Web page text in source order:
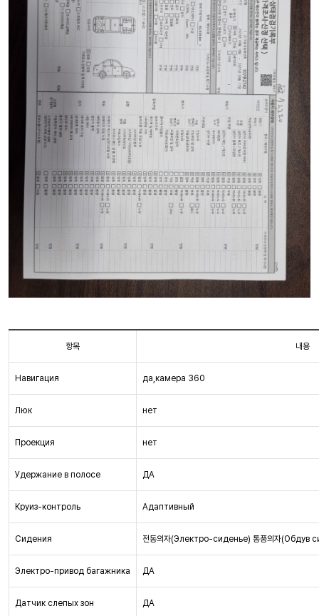
항목 내용
Навигация да,камера 360
Люк нет
Проекция нет
Удержание в полосе ДА
Круиз-контроль Адаптивный
Сидения 전동의자(Электро-сиденье) 통풍의자(Обдув
Электро-привод багажника ДА
Датчик слепых зон ДА